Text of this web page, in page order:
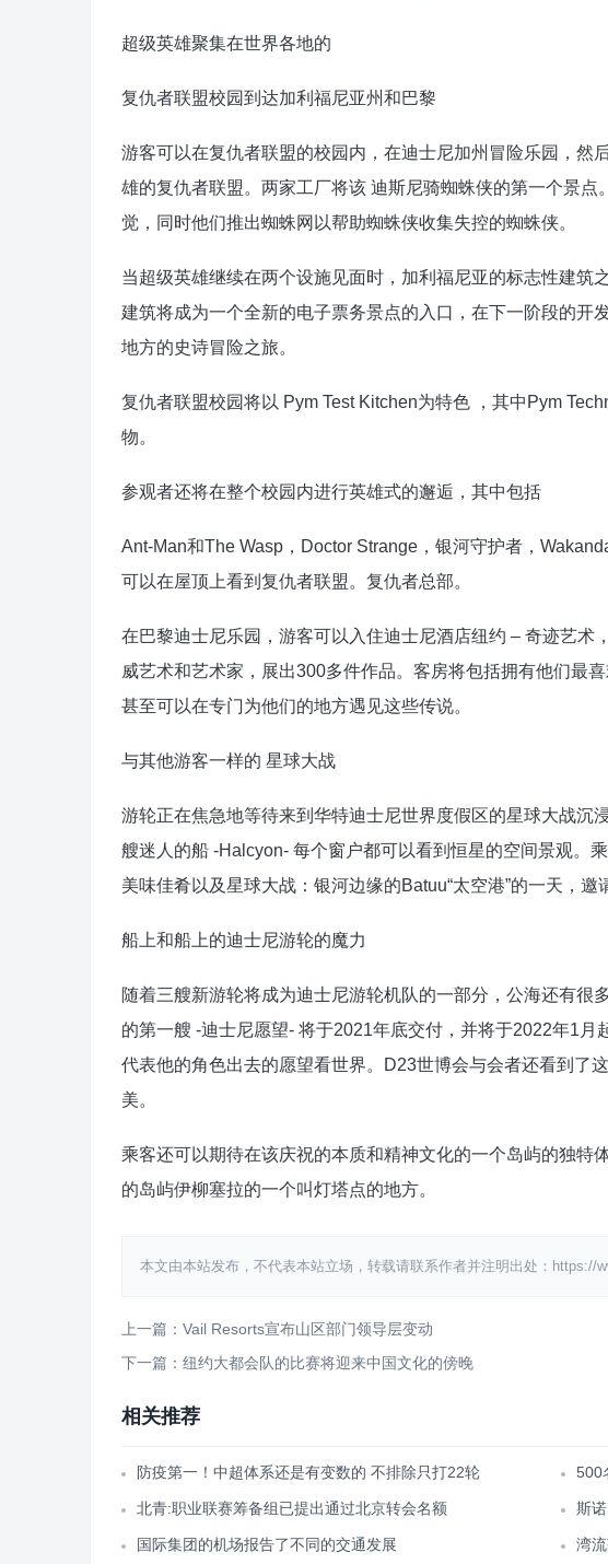
超级英雄聚集在世界各地的
复仇者联盟校园到达加利福尼亚州和巴黎
游客可以在复仇者联盟的校园内，在迪士尼加州冒险乐园，然
雄的复仇者联盟。两家工厂将该 迪斯尼骑蜘蛛侠的第一个景
觉，同时他们推出蜘蛛网以帮助蜘蛛侠收集失控的蜘蛛侠。
当超级英雄继续在两个设施见面时，加利福尼亚的标志性建筑
建筑将成为一个全新的电子票务景点的入口，在下一阶段的开
地方的史诗冒险之旅。
复仇者联盟校园将以 Pym Test Kitchen为特色 ，其中Pym
物。
参观者还将在整个校园内进行英雄式的邂逅，其中包括
Ant-Man和The Wasp，Doctor Strange，银河守护者，
可以在屋顶上看到复仇者联盟。复仇者总部。
在巴黎迪士尼乐园，游客可以入住迪士尼酒店纽约 – 奇迹艺术
威艺术和艺术家，展出300多件作品。客房将包括拥有他们最
甚至可以在专门为他们的地方遇见这些传说。
与其他游客一样的 星球大战
游轮正在焦急地等待来到华特迪士尼世界度假区的星球大战沉
艘迷人的船 -Halcyon- 每个窗户都可以看到恒星的空间景观。
美味佳肴以及星球大战：银河边缘的Batuu“太空港”的一天，邀
船上和船上的迪士尼游轮的魔力
随着三艘新游轮将成为迪士尼游轮机队的一部分，公海还有很
的第一艘 -迪士尼愿望- 将于2021年底交付，并将于2022年1月
代表他的角色出去的愿望看世界。D23世博会与会者还看到了
美。
乘客还可以期待在该庆祝的本质和精神文化的一个岛屿的独特
的岛屿伊柳塞拉的一个叫灯塔点的地方。
本文由本站发布，不代表本站立场，转载请联系作者并注明出处：https://
上一篇：Vail Resorts宣布山区部门领导层变动
下一篇：纽约大都会队的比赛将迎来中国文化的傍晚
相关推荐
防疫第一！中超体系还是有变数的 不排除只打22轮 500
北青:职业联赛筹备组已提出通过北京转会名额 斯
国际集团的机场报告了不同的交通发展 湾